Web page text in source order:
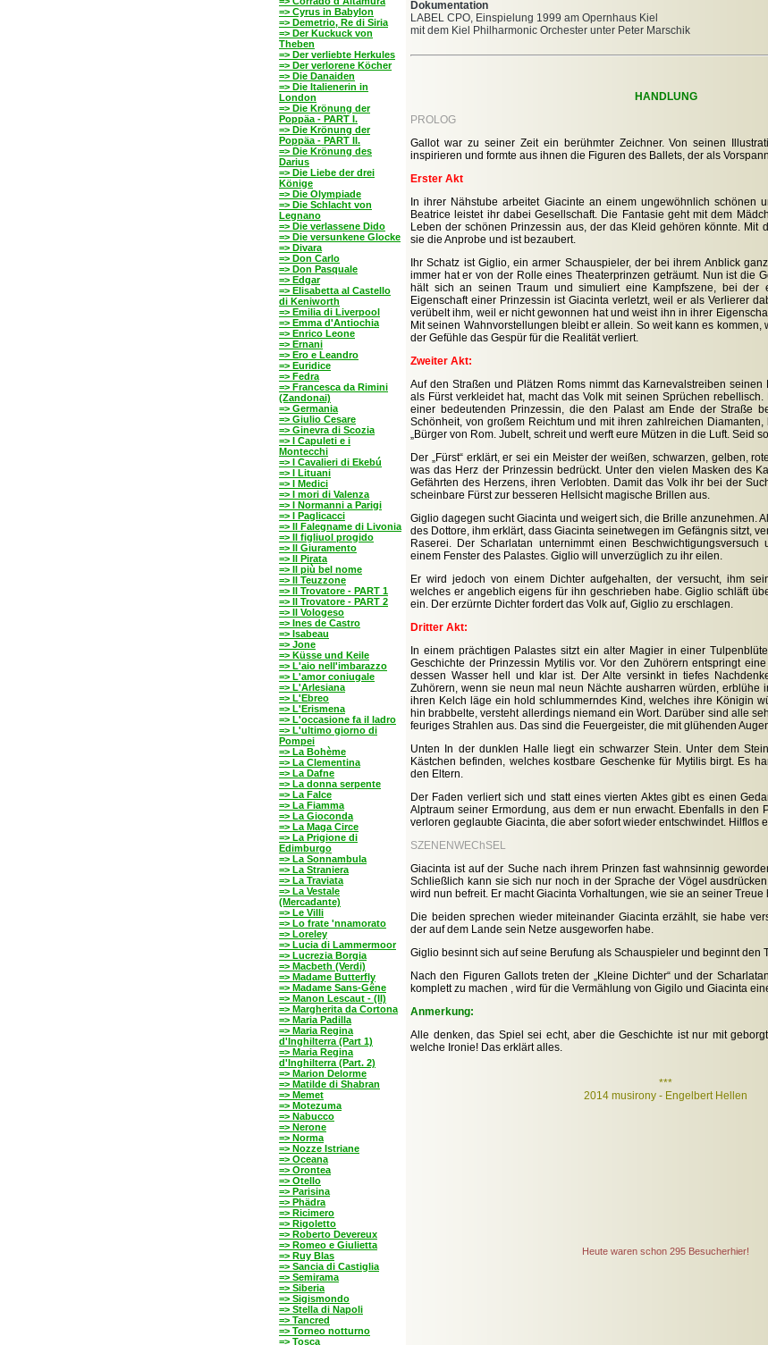
=> Cyrus in Babylon
=> Demetrio, Re di Siria
=> Der Kuckuck von
Theben
=> Der verliebte Herkules
=> Der verlorene Köcher
=> Die Danaiden
=> Die Italienerin in
London
=> Die Krönung der
Poppäa - PART I.
=> Die Krönung der
Poppäa - PART II.
=> Die Krönung des
Darius
=> Die Liebe der drei
Könige
=> Die Olympiade
=> Die Schlacht von
Legnano
=> Die verlassene Dido
=> Die versunkene Glocke
=> Divara
=> Don Carlo
=> Don Pasquale
=> Edgar
=> Elisabetta al Castello
di Keniworth
=> Emilia di Liverpool
=> Emma d'Antiochia
=> Enrico Leone
=> Ernani
=> Ero e Leandro
=> Euridice
=> Fedra
=> Francesca da Rimini
(Zandonai)
=> Germania
=> Giulio Cesare
=> Ginevra di Scozia
=> I Capuleti e i
Montecchi
=> I Cavalieri di Ekebú
=> I Lituani
=> I Medici
=> I mori di Valenza
=> I Normanni a Parigi
=> I Paglicacci
=> Il Falegname di Livonia
=> Il figliuol progido
=> Il Giuramento
=> Il Pirata
=> Il più bel nome
=> Il Teuzzone
=> Il Trovatore - PART 1
=> Il Trovatore - PART 2
=> Il Vologeso
=> Ines de Castro
=> Isabeau
=> Jone
=> Küsse und Keile
=> L'aio nell'imbarazzo
=> L'amor coniugale
=> L'Arlesiana
=> L'Ebreo
=> L'Erismena
=> L'occasione fa il ladro
=> L'ultimo giorno di
Pompei
=> La Bohème
=> La Clementina
=> La Dafne
=> La donna serpente
=> La Falce
=> La Fiamma
=> La Gioconda
=> La Maga Circe
=> La Prigione di
Edimburgo
=> La Sonnambula
=> La Straniera
=> La Traviata
=> La Vestale
(Mercadante)
=> Le Villi
=> Lo frate 'nnamorato
=> Loreley
=> Lucia di Lammermoor
=> Lucrezia Borgia
=> Macbeth (Verdi)
=> Madame Butterfly
=> Madame Sans-Gêne
=> Manon Lescaut - (II)
=> Margherita da Cortona
=> Maria Padilla
=> Maria Regina
d'Inghilterra (Part 1)
=> Maria Regina
d'Inghilterra (Part. 2)
=> Marion Delorme
=> Matilde di Shabran
=> Memet
=> Motezuma
=> Nabucco
=> Nerone
=> Norma
=> Nozze Istriane
=> Oceana
=> Orontea
=> Otello
=> Parisina
=> Phädra
=> Ricimero
=> Rigoletto
=> Roberto Devereux
=> Romeo e Giulietta
=> Ruy Blas
=> Sancia di Castiglia
=> Semirama
=> Siberia
=> Sigismondo
=> Stella di Napoli
=> Tancred
=> Torneo notturno
=> Tosca
Dokumentation
LABEL CPO, Einspielung 1999 am Opernhaus Kiel
mit dem Kiel Philharmonic Orchester unter Peter Marschik
HANDLUNG
PROLOG
Gallot war zu seiner Zeit ein berühmter Zeichner. Von seinen
inspirieren und formte aus ihnen die Figuren des Ballets, der als
Erster Akt
In ihrer Nähstube arbeitet Giacinte an einem ungewöhnlich schönen
Beatrice leistet ihr dabei Gesellschaft. Die Fantasie geht mit dem
Leben der schönen Prinzessin aus, der das Kleid gehören könnte. Mit
sie die Anprobe und ist bezaubert.
Ihr Schatz ist Giglio, ein armer Schauspieler, der bei ihrem Anblick
immer hat er von der Rolle eines Theaterprinzen geträumt. Nun ist die
hält sich an seinen Traum und simuliert eine Kampfszene, bei
Eigenschaft einer Prinzessin ist Giacinta verletzt, weil er als Verlierer
verübelt ihm, weil er nicht gewonnen hat und weist ihn in ihrer
Mit seinen Wahnvorstellungen bleibt er allein. So weit kann es kommen,
der Gefühle das Gespür für die Realität verliert.
Zweiter Akt:
Auf den Straßen und Plätzen Roms nimmt das Karnevalstreiben seinen
als Fürst verkleidet hat, macht das Volk mit seinen Sprüchen
einer bedeutenden Prinzessin, die den Palast am Ende der Straße
Schönheit, von großem Reichtum und mit ihren zahlreichen
„Bürger von Rom. Jubelt, schreit und werft eure Mützen in die Luft. Seid
Der „Fürst“ erklärt, er sei ein Meister der weißen, schwarzen, gelben,
was das Herz der Prinzessin bedrückt. Unter den vielen Masken des
Gefährten des Herzens, ihren Verlobten. Damit das Volk ihr bei der
scheinbare Fürst zur besseren Hellsicht magische Brillen aus.
Giglio dagegen sucht Giacinta und weigert sich, die Brille anzunehmen.
des Dottore, ihm erklärt, dass Giacinta seinetwegen im Gefängnis sitzt,
Raserei. Der Scharlatan unternimmt einen
einem Fenster des Palastes. Giglio will unverzüglich zu ihr eilen.
Er wird jedoch von einem Dichter aufgehalten, der versucht, ihm
welches er angeblich eigens für ihn geschrieben habe. Giglio schläft
ein. Der erzürnte Dichter fordert das Volk auf, Giglio zu erschlagen.
Dritter Akt:
In einem prächtigen Palastes sitzt ein alter Magier in einer
Geschichte der Prinzessin Mytilis vor. Vor den Zuhörern entspringt
dessen Wasser hell und klar ist. Der Alte versinkt in tiefes
Zuhörern, wenn sie neun mal neun Nächte ausharren würden, erblühe
ihren Kelch läge ein hold schlummerndes Kind, welches ihre Königin
hin brabbelte, versteht allerdings niemand ein Wort. Darüber sind alle
feuriges Strahlen aus. Das sind die Feuergeister, die mit glühenden
Unten In der dunklen Halle liegt ein schwarzer Stein. Unter dem
Kästchen befinden, welches kostbare Geschenke für Mytilis birgt. Es
den Eltern.
Der Faden verliert sich und statt eines vierten Aktes gibt es einen
Alptraum seiner Ermordung, aus dem er nun erwacht. Ebenfalls in den
verloren geglaubte Giacinta, die aber sofort wieder entschwindet. Hilflos
SZENENWEChSEL
Giacinta ist auf der Suche nach ihrem Prinzen fast wahnsinnig
Schließlich kann sie sich nur noch in der Sprache der Vögel
wird nun befreit. Er macht Giacinta Vorhaltungen, wie sie an seiner
Die beiden sprechen wieder miteinander Giacinta erzählt, sie habe
der auf dem Lande sein Netze ausgeworfen habe.
Giglio besinnt sich auf seine Berufung als Schauspieler und beginnt den
Nach den Figuren Gallots treten der „Kleine Dichter“ und der
komplett zu machen , wird für die Vermählung von Gigilo und Giacinta
Anmerkung:
Alle denken, das Spiel sei echt, aber die Geschichte ist nur mit
welche Ironie! Das erklärt alles.
***
2014 musirony - Engelbert Hellen
Heute waren schon 295 Besucherhier!